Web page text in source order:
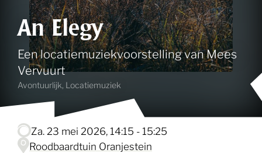
An Elegy
Een locatiemuziekvoorstelling van Mees
Vervuurt
Avontuurlijk, Locatiemuziek
za. 23 mei 2026, 14:15 - 15:25
Roodbaardtuin Oranjestein